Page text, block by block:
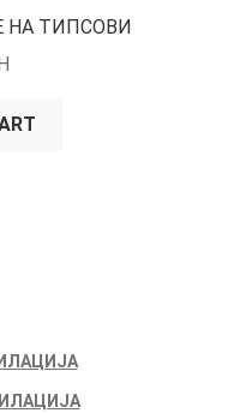
НА ТИПСОВИ